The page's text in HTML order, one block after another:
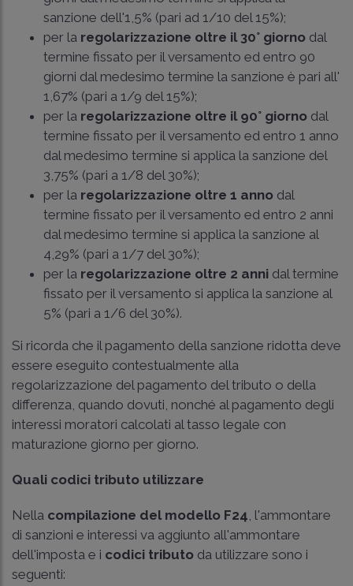
sanzione dell'1,5% (pari ad 1/10 del 15%);
per la regolarizzazione oltre il 30° giorno dal
termine fissato per il versamento ed entro 90
giorni dal medesimo termine la sanzione è pari all'
1,67% (pari a 1/9 del 15%);
per la regolarizzazione oltre il 90° giorno dal
termine fissato per il versamento ed entro 1 anno
dal medesimo termine si applica la sanzione del
3,75% (pari a 1/8 del 30%);
per la regolarizzazione oltre 1 anno dal
termine fissato per il versamento ed entro 2 anni
dal medesimo termine si applica la sanzione al
4,29% (pari a 1/7 del 30%);
per la regolarizzazione oltre 2 anni dal termine
fissato per il versamento si applica la sanzione al
5% (pari a 1/6 del 30%).
Si ricorda che il pagamento della sanzione ridotta deve
essere eseguito contestualmente alla
regolarizzazione del pagamento del tributo o della
differenza, quando dovuti, nonché al pagamento degli
interessi moratori calcolati al tasso legale con
maturazione giorno per giorno.
Quali codici tributo utilizzare
Nella compilazione del modello F24 , l'ammontare
di sanzioni e interessi va aggiunto all'ammontare
dell'imposta e i codici tributo da utilizzare sono i
seguenti: